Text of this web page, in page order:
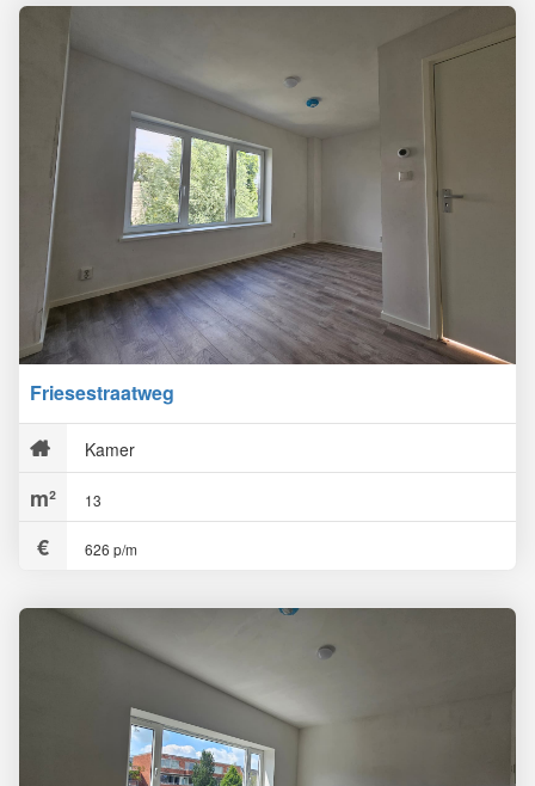
Friesestraatweg
Kamer
13
626 p/m